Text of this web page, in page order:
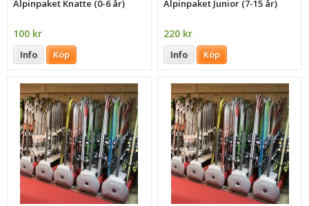
Alpinpaket Knatte (0-6 år)
100 kr
Info Köp
Alpinpaket Junior (7-15 år)
220 kr
Info Köp